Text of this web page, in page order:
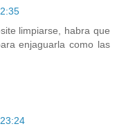
limpiarse, habra que
enjaguarla como las